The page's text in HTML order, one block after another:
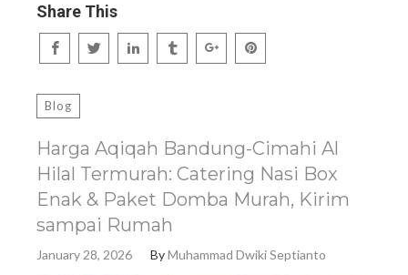
Share This
Blog
Harga Aqiqah Bandung-Cimahi Al
Hilal Termurah: Catering Nasi Box
Enak & Paket Domba Murah, Kirim
sampai Rumah
January 28, 2026 ByMuhammad Dwiki Septianto